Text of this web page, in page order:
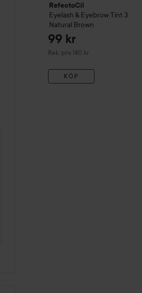
RefectoCil
Eyelash & Eyebrow Tint 3
Natural Brown
99 kr
Rek. pris 140 kr
Rekommenderat pris 140 kr
KÖP